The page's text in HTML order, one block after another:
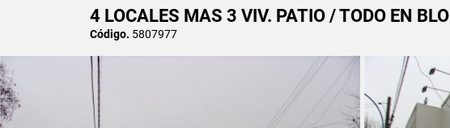
4 LOCALES MAS 3 VIV. PATIO / TODO EN
Código. 5807977